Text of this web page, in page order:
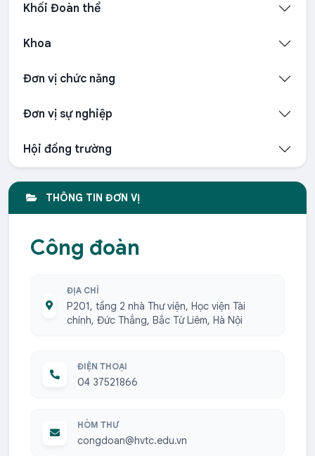
Khối Đoàn thể
Khoa
Đơn vị chức năng
Đơn vị sự nghiệp
Hội đồng trường
THÔNG TIN ĐƠN VỊ
Công đoàn
ĐỊA CHỈ
P201, tầng 2 nhà Thư viện, Học viện Tài
chính, Đức Thắng, Bắc Từ Liêm, Hà Nội
ĐIỆN THOẠI
04 37521866
HÒM THƯ
congdoan@hvtc.edu.vn